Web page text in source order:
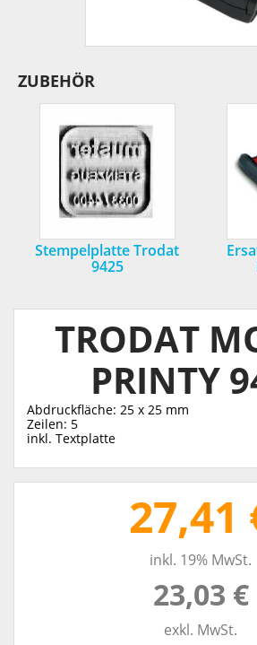
ZUBEHÖR
Stempelplatte Trodat
9425
TRODAT
PRINTY
Abdruckfläche: 25 x 25 mm
Zeilen: 5
inkl. Textplatte
27,41
inkl. 19% MwSt.
23,03 €
exkl. MwSt.